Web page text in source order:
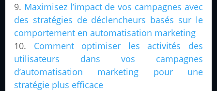
Maximisez l’impact de vos campagnes avec
des stratégies de déclencheurs basés sur le
comportement en automatisation marketing
Comment optimiser les activités des
utilisateurs dans vos campagnes
d’automatisation marketing pour une
stratégie plus efficace